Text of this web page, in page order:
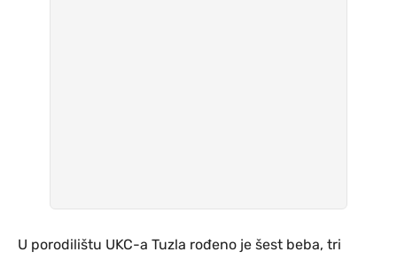
U porodilištu UKC-a Tuzla rođeno je šest beba, tri